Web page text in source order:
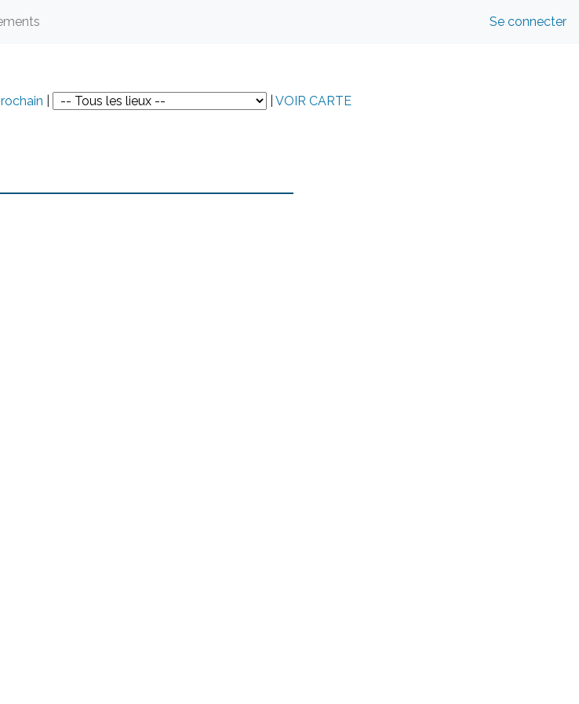
Se connecter
VOIR CARTE